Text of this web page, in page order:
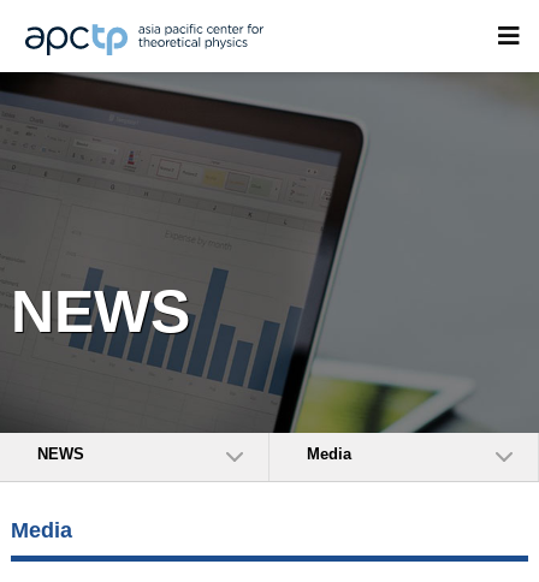
NEWS
NEWS Media
Media